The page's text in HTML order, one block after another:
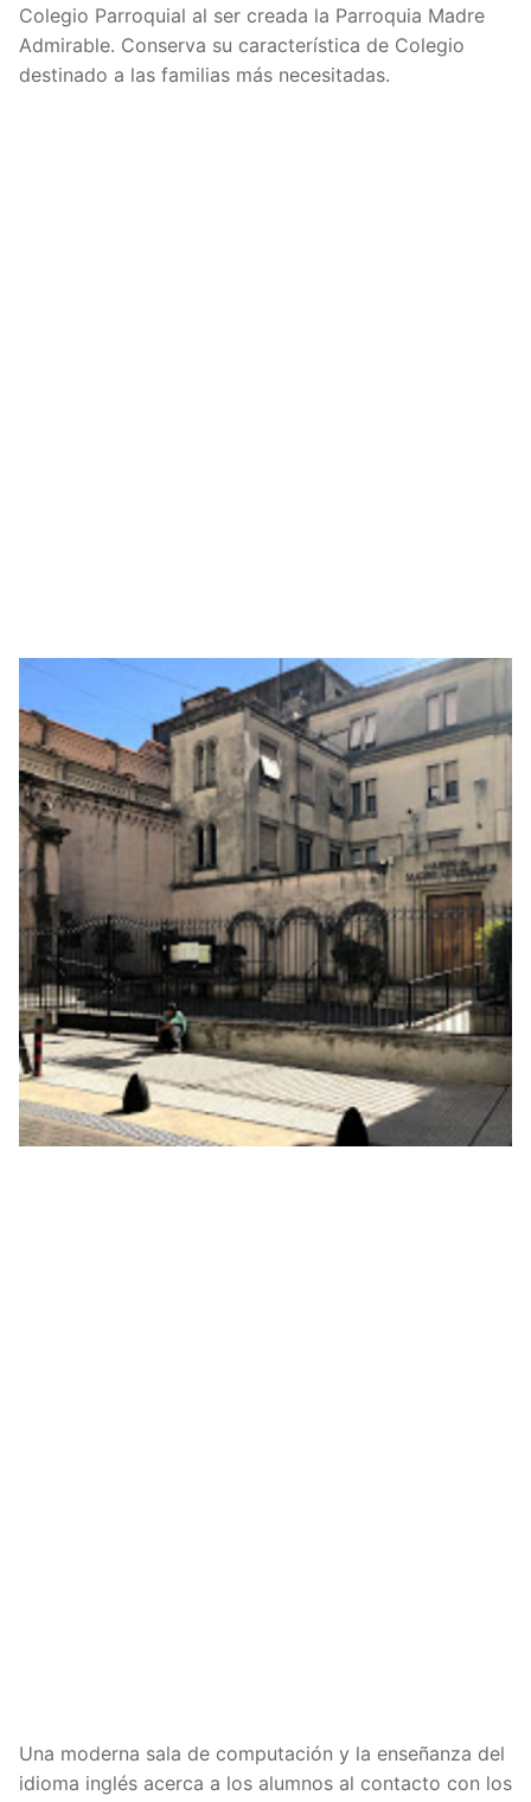
Colegio Parroquial al ser creada la Parroquia Madre
Admirable. Conserva su característica de Colegio
destinado a las familias más necesitadas.
Una moderna sala de computación y la enseñanza del
idioma inglés acerca a los alumnos al contacto con los